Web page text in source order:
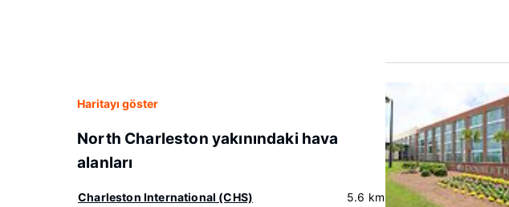
Haritayı göster
North Charleston yakınındaki hava
alanları
Charleston International (CHS) 5.6 km